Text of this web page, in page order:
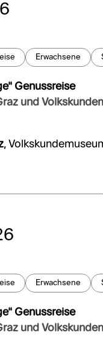
Erwachsene
Genussreise
und
,
Erwachsene
Genussreise
und